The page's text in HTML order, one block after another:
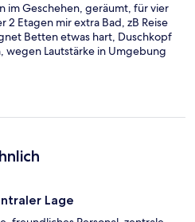
im Geschehen, geräumt, für vier
Etagen mir extra Bad, zB Reise
Betten etwas hart, Duschkopf
wegen Lautstärke in Umgebung
Lage